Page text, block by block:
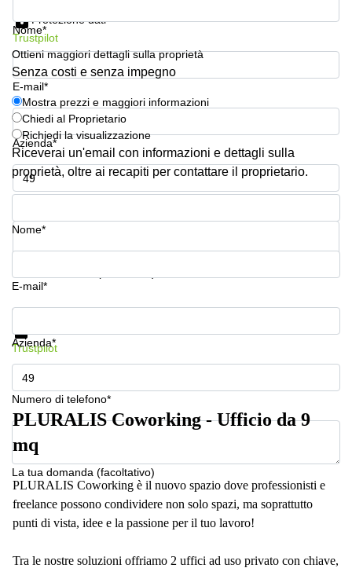
Centers
a
Treviso
Affitto
Business
Centers
Uffici
in
affitto
a
Affitto
Sale
a
Firenze
in affitto su
Via Cipro,
Brescia
Affitto
Ufficio
Coworking
Affitto
Business
Centers
a Como
Nome*
E-mail*
Azienda*
Numero di telefono*
Protezione dati
Trustpilot
Ottieni maggiori dettagli sulla proprietà
Senza costi e senza impegno
Mostra prezzi e maggiori informazioni
Chiedi al Proprietario
Richiedi la visualizzazione
Riceverai un'email con informazioni e dettagli sulla
proprietà, oltre ai recapiti per contattare il proprietario.
Nome*
E-mail*
Azienda*
Numero di telefono*
La tua domanda (facoltativo)
Mostra prezzi e maggiori informazioni
Trustpilot
PLURALIS Coworking - Ufficio da 9
mq
PLURALIS Coworking è il nuovo spazio dove professionisti e
freelance possono condividere non solo spazi, ma soprattutto
punti di vista, idee e la passione per il tuo lavoro!
Tra le nostre soluzioni offriamo 2 uffici ad uso privato con chiave,